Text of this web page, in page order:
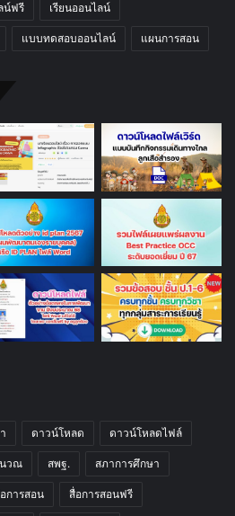
น์ฟรี เรียนออนไลน์
แบบทดสอบออนไลน์ แผนการสอน
ดาวน์โหลด ดาวน์โหลดไฟล์
วณ สพฐ. สภาการศึกษา
การสอน สื่อการสอนฟรี